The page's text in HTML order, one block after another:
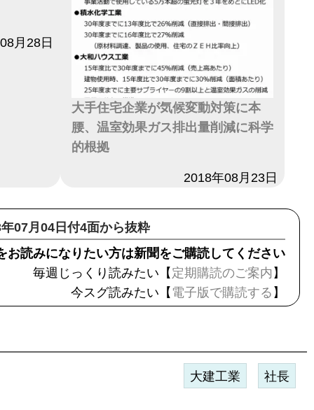
月28日
大手住宅企業が気候変動対策に本
腰、温室効果ガス排出量削減に科学
的根拠
2018年08月23日
07月04日付4面から抜粋
お読みになりたい方は新聞をご購読してください
毎週じっくり読みたい【 定期購読のご案内 】
今スグ読みたい【 電子版で購読する 】
大建工業 社長